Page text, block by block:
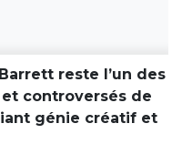
reste l’un des
controversés de
génie créatif et